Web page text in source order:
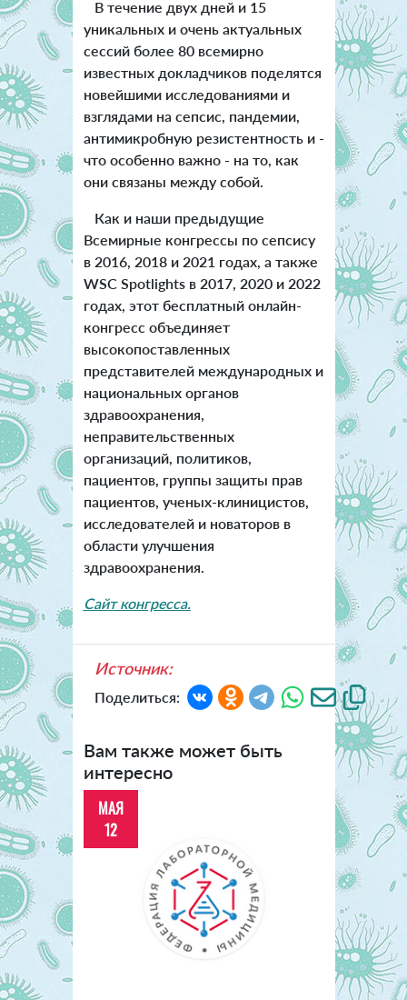
В течение двух дней и 15
уникальных и очень актуальных
сессий более 80 всемирно
известных докладчиков поделятся
новейшими исследованиями и
взглядами на сепсис, пандемии,
антимикробную резистентность и -
что особенно важно - на то, как
они связаны между собой.
Как и наши предыдущие
Всемирные конгрессы по сепсису
в 2016, 2018 и 2021 годах, а также
WSC Spotlights в 2017, 2020 и 2022
годах, этот бесплатный онлайн-
конгресс объединяет
высокопоставленных
представителей международных и
национальных органов
здравоохранения,
неправительственных
организаций, политиков,
пациентов, группы защиты прав
пациентов, ученых-клиницистов,
исследователей и новаторов в
области улучшения
здравоохранения.
Сайт конгресса.
Источник:
Поделиться:
Вам также может быть
интересно
МАЯ
12